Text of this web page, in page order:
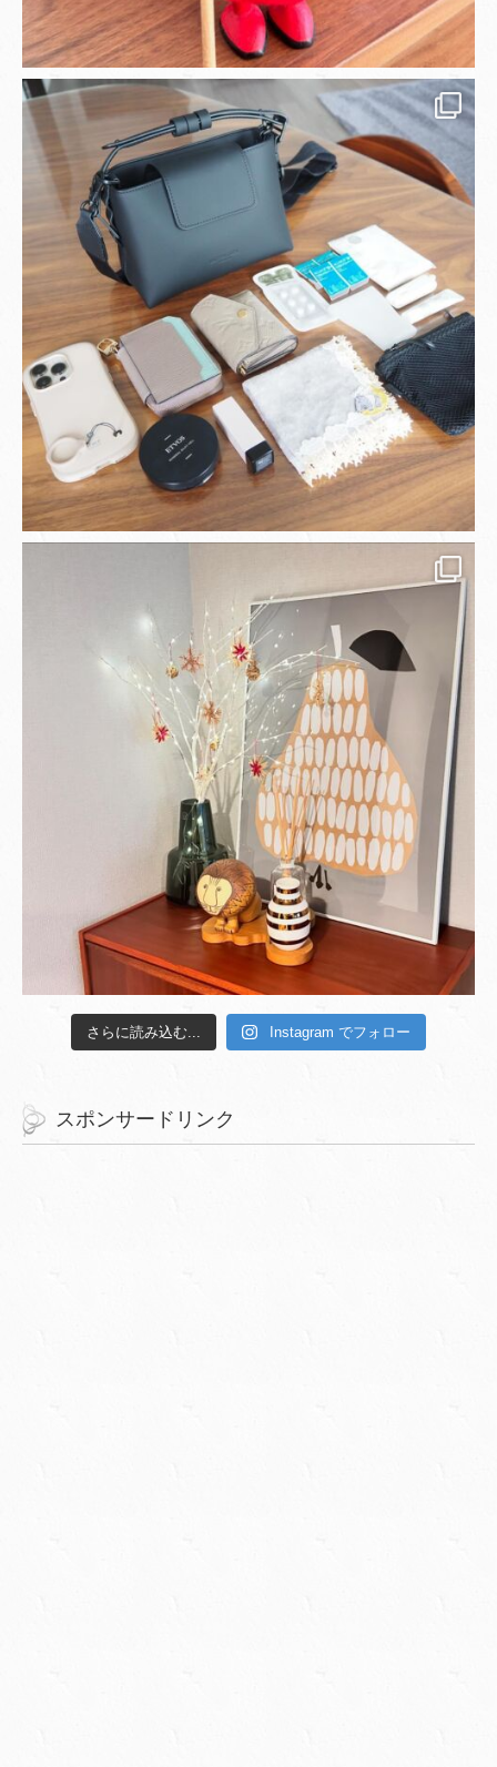
さらに読み込む... Instagram でフォロー
スポンサードリンク